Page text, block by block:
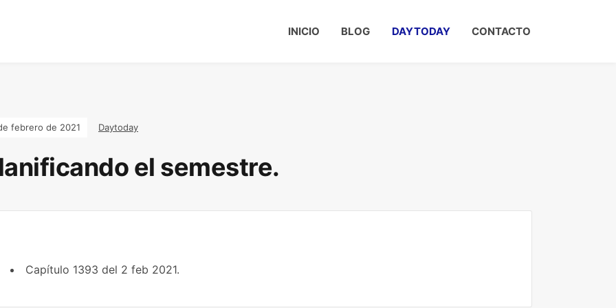
INICIO BLOG DAYTODAY CONTACTO
febrero de 2021 Daytoday
el semestre.
Capítulo 1393 del 2 feb 2021.